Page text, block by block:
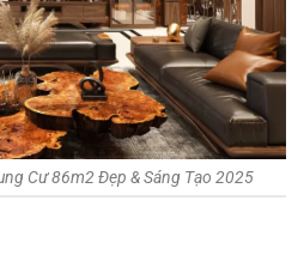
Cư 86m2 Đẹp & Sáng Tạo 2025